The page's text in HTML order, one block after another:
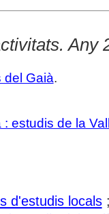
Any
del Gaià.
: estudis de la
d'estudis locals